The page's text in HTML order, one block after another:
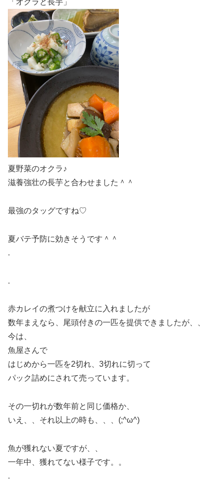
「オクラと長芋」
夏野菜のオクラ♪
滋養強壮の長芋と合わせました＾＾
最強のタッグですね♡
夏バテ予防に効きそうです＾＾
.
.
赤カレイの煮つけを献立に入れましたが
数年まえなら、尾頭付きの一匹を提供できましたが、、
今は、
魚屋さんで
はじめから一匹を2切れ、3切れに切って
パック詰めにされて売っています。
その一切れが数年前と同じ価格か、
いえ、、それ以上の時も、、、(;^ω^)
魚が獲れない夏ですが、、
一年中、獲れてない様子です。。
.